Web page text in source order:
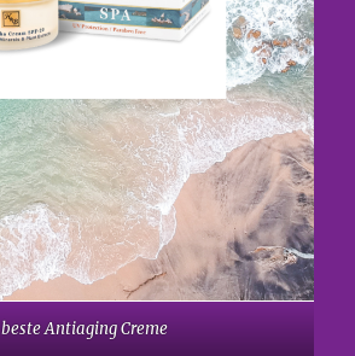
beste Antiaging Creme